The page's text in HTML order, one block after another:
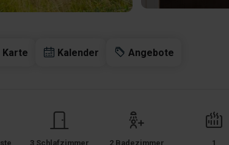
Karte Kalender Angebote
3 Schlafzimmer 2 Badezimmer
1